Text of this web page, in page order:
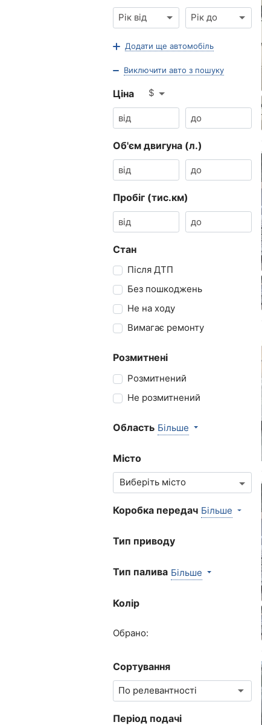
Рік від Рік до
Додати ще автомобіль
Виключити авто з пошуку
Ціна $
Об'єм двигуна (л.)
Пробіг (тис.км)
Стан
Після ДТП
Без пошкоджень
Не на ходу
Вимагає ремонту
Розмитнені
Розмитнений
Не розмитнений
Область Більше
Місто
Коробка передач Більше
Тип приводу
Тип палива Більше
Колір
Обрано:
Сортування
Період подачі